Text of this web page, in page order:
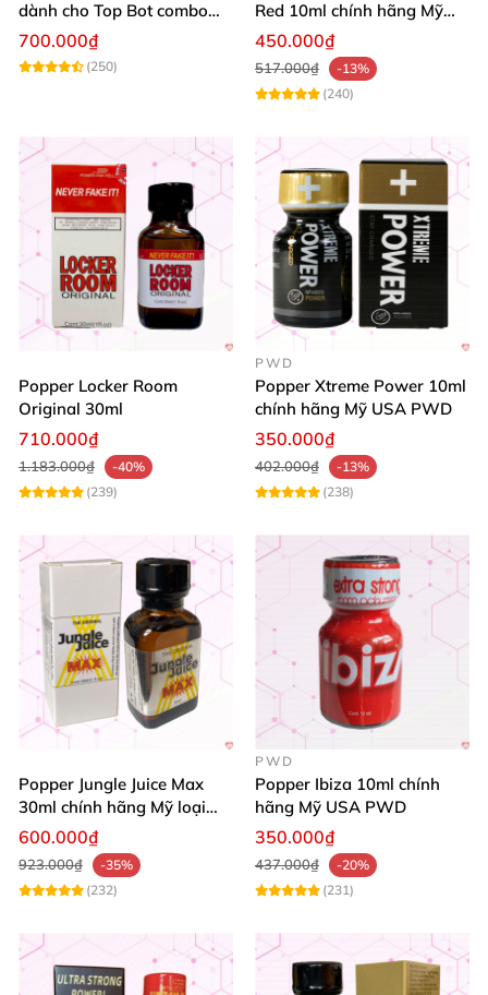
dành cho Top Bot combo
hộp thiếc 40ml + 10ml
700.000₫
(250)
Red 10ml chính hãng Mỹ
USA PWD
450.000₫
517.000₫
-13%
(240)
Popper Locker Room
Original 30ml
710.000₫
1.183.000₫
-40%
(239)
PWD
Popper Xtreme Power 10ml
chính hãng Mỹ USA PWD
350.000₫
402.000₫
-13%
(238)
Popper Jungle Juice Max
30ml chính hãng Mỹ loại
mạnh cho Top Bot
600.000₫
923.000₫
-35%
(232)
PWD
Popper Ibiza 10ml chính
hãng Mỹ USA PWD
350.000₫
437.000₫
-20%
(231)